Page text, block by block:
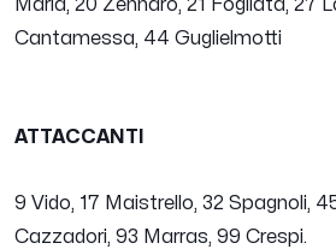
Maria, 20 Zennaro, 21 Fogliata, 27
Cantamessa, 44 Guglielmotti
ATTACCANTI
9 Vido, 17 Maistrello, 32 Spagnoli,
Cazzadori, 93 Marras, 99 Crespi.